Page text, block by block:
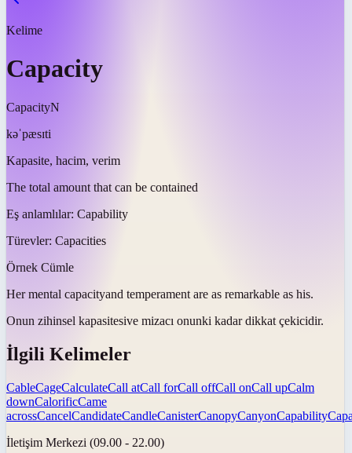
Kelime
Capacity
CapacityN
kəˈpæsɪti
Kapasite, hacim, verim
The total amount that can be contained
Eş anlamlılar: Capability
Türevler: Capacities
Örnek Cümle
Her mental capacityand temperament are as remarkable as his.
Onun zihinsel kapasitesive mizacı onunki kadar dikkat çekicidir.
İlgili Kelimeler
CableCageCalculateCall atCall forCall offCall onCall upCalm
downCalorificCame
acrossCancelCandidateCandleCanisterCanopyCanyonCapability
İletişim Merkezi (09.00 - 22.00)